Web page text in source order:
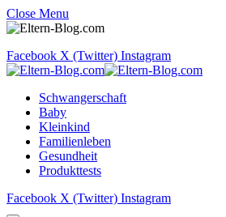
Close Menu
Facebook X (Twitter) Instagram
Schwangerschaft
Baby
Kleinkind
Familienleben
Gesundheit
Produkttests
Facebook X (Twitter) Instagram